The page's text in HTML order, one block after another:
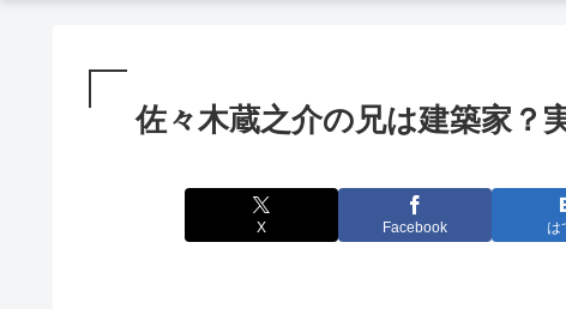
佐々木蔵之介の兄は建築家？
X Facebook は